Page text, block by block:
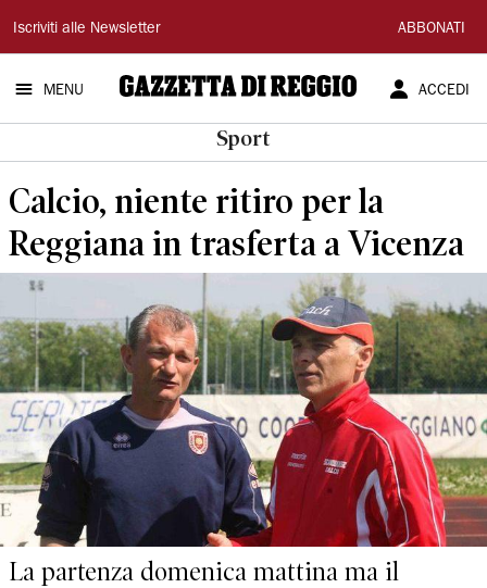
Gazzetta
di
Reggio
Iscriviti alle Newsletter ABBONATI
MENU ACCEDI
Sport
Calcio, niente ritiro per la
Reggiana in trasferta a Vicenza
La partenza domenica mattina ma il